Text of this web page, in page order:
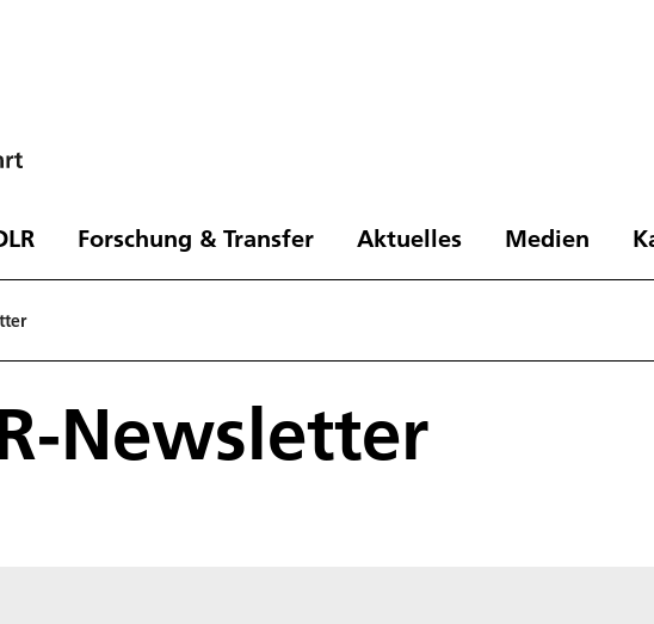
Forschung & Transfer Aktuelles Medien
Newslet­ter